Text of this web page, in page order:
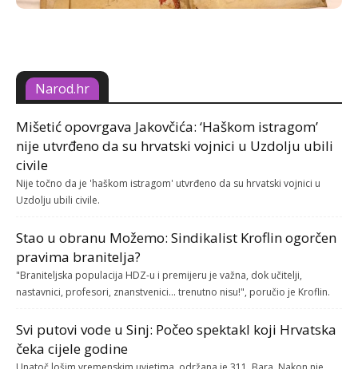
Narod.hr
Mišetić opovrgava Jakovčića: ‘Haškom istragom’
nije utvrđeno da su hrvatski vojnici u Uzdolju ubili
civile
Nije točno da je 'haškom istragom' utvrđeno da su hrvatski vojnici u
Uzdolju ubili civile.
Stao u obranu Možemo: Sindikalist Kroflin ogorčen
pravima branitelja?
"Braniteljska populacija HDZ-u i premijeru je važna, dok učitelji,
nastavnici, profesori, znanstvenici... trenutno nisu!", poručio je Kroflin.
Svi putovi vode u Sinj: Počeo spektakl koji Hrvatska
čeka cijele godine